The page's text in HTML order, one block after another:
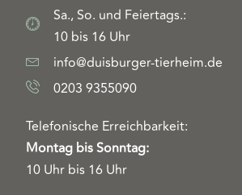
Sa., So. und Feiertags.:
10 bis 16 Uhr
info@duisburger-tierheim.de
0203 9355090
Telefonische Erreichbarkeit:
Montag bis Sonntag:
10 Uhr bis 16 Uhr